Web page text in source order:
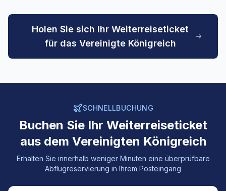
Holen Sie sich Ihr Weiterreiseticket
für das Vereinigte Königreich
SCHNELLBUCHUNG
Buchen Sie Ihr Weiterreiseticket
aus dem Vereinigten Königreich
Erhalten Sie innerhalb weniger Minuten eine überprüfbare
Abflugreservierung in Ihrem Posteingang